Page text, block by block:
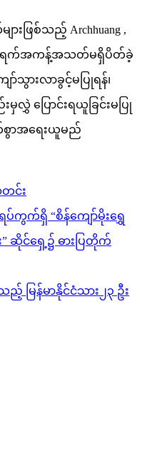
းဖြစ်သည့် Archhuang ,
တိုကို ရက်အကန့်အသတ်မရှိပိတ်ခဲ့
ာ်သွားလာခွင့်မပြုရန်၊
ပြောင်းရယူခြင်းမပြု
စွာအရေးယူမည်
င်း
ကွက်ရှိ “စိန်ကျော်မိုးရွှေ
” ဆိုင်ရှေ့၌ ဓားပြတိုက်
မြန်မာနိုင်ငံသား၂၃ ဦး